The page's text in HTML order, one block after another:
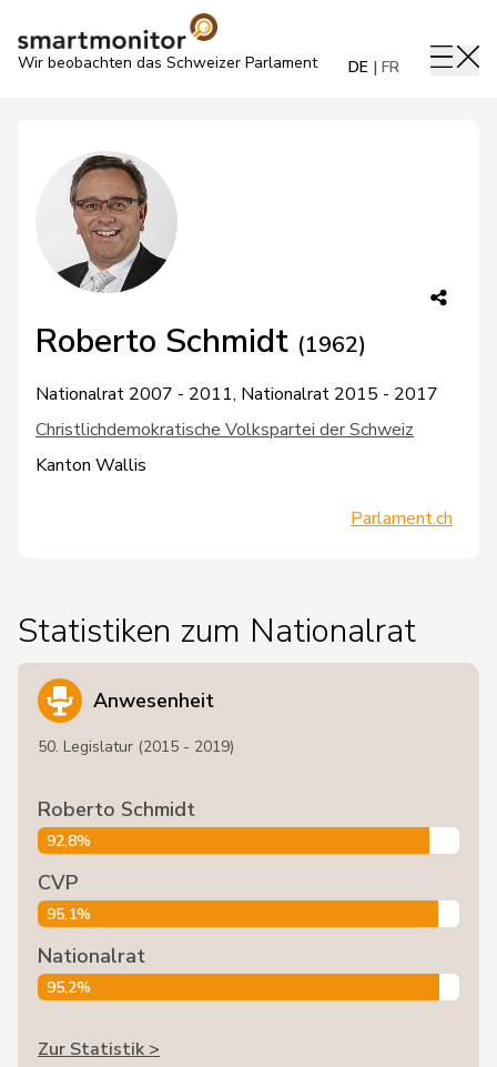
Wir beobachten das Schweizer Parlament DE FR
Roberto Schmidt (1962)
Nationalrat 2007 - 2011, Nationalrat 2015 - 2017
Christlichdemokratische Volkspartei der Schweiz
Kanton Wallis
Parlament.ch
Statistiken zum Nationalrat
Anwesenheit
50. Legislatur (2015 - 2019)
Roberto Schmidt
92,8%
CVP
95,1%
Nationalrat
95,2%
Zur Statistik >